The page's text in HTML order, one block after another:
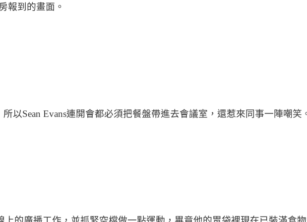
報到的畫面。
以Sean Evans連開會都必須把餐盤帶進去會議室，還惹來同事一陣嘲笑